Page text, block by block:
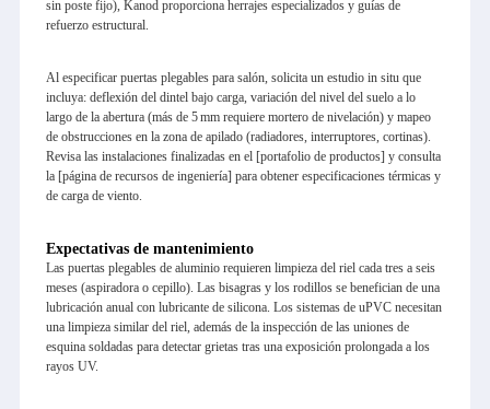
sin poste fijo), Kanod proporciona herrajes especializados y guías de
refuerzo estructural.
Al especificar puertas plegables para salón, solicita un estudio in situ que
incluya: deflexión del dintel bajo carga, variación del nivel del suelo a lo
largo de la abertura (más de 5 mm requiere mortero de nivelación) y mapeo
de obstrucciones en la zona de apilado (radiadores, interruptores, cortinas).
Revisa las instalaciones finalizadas en el [portafolio de productos] y consulta
la [página de recursos de ingeniería] para obtener especificaciones térmicas y
de carga de viento.
Expectativas de mantenimiento
Las puertas plegables de aluminio requieren limpieza del riel cada tres a seis
meses (aspiradora o cepillo). Las bisagras y los rodillos se benefician de una
lubricación anual con lubricante de silicona. Los sistemas de uPVC necesitan
una limpieza similar del riel, además de la inspección de las uniones de
esquina soldadas para detectar grietas tras una exposición prolongada a los
rayos UV.